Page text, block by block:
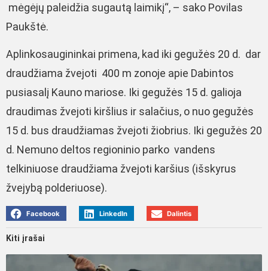
mėgėjų paleidžia sugautą laimikį“, – sako Povilas
Paukštė.
Aplinkosaugininkai primena, kad iki gegužės 20 d. dar
draudžiama žvejoti 400 m zonoje apie Dabintos
pusiasalį Kauno mariose. Iki gegužės 15 d. galioja
draudimas žvejoti kiršlius ir salačius, o nuo gegužės
15 d. bus draudžiamas žvejoti žiobrius. Iki gegužės 20
d. Nemuno deltos regioninio parko vandens
telkiniuose draudžiama žvejoti karšius (išskyrus
žvejybą polderiuose).
Facebook LinkedIn Dalintis
Kiti įrašai